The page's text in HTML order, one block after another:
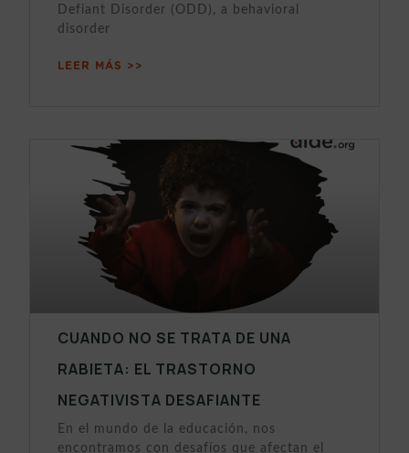
Defiant Disorder (ODD), a behavioral
disorder
LEER MÁS >>
CUANDO NO SE TRATA DE UNA
RABIETA: EL TRASTORNO
NEGATIVISTA DESAFIANTE
En el mundo de la educación, nos
encontramos con desafíos que afectan el